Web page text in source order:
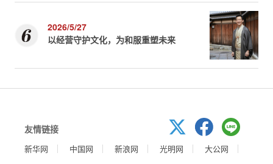
2026/5/27
以经营守护文化，为和服重塑未来
友情链接
新华网 中国网 新浪网 光明网
大公网